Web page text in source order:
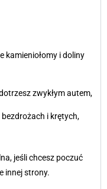
kamieniołomy i doliny
zwykłym autem,
i krętych,
jeśli chcesz poczuć
innej strony.